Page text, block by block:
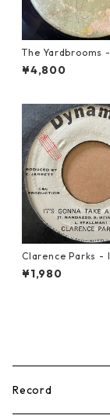
The Yardbrooms
e【7-21922】
¥4,800
Clarence Parks -
Take A Miracle【
¥1,980
Record